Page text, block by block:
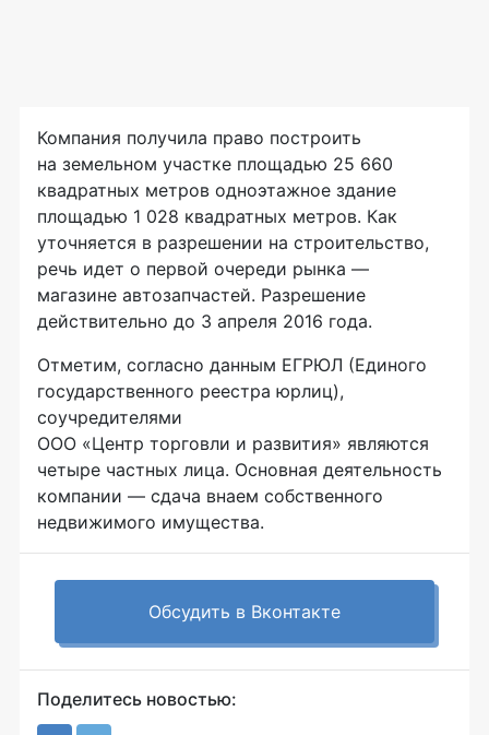
Компания получила право построить
на земельном участке площадью 25 660
квадратных метров одноэтажное здание
площадью 1 028 квадратных метров. Как
уточняется в разрешении на строительство,
речь идет о первой очереди рынка —
магазине автозапчастей. Разрешение
действительно до 3 апреля 2016 года.
Отметим, согласно данным ЕГРЮЛ (Единого
государственного реестра юрлиц),
соучредителями
ООО «Центр торговли и развития» являются
четыре частных лица. Основная деятельность
компании — сдача внаем собственного
недвижимого имущества.
Обсудить в Вконтакте
Поделитесь новостью: